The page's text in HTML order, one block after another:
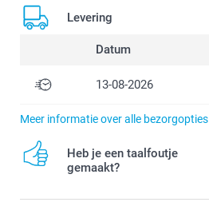
Levering
Datum
13-08-2026
Meer informatie over alle bezorgopties
Heb je een taalfoutje
gemaakt?